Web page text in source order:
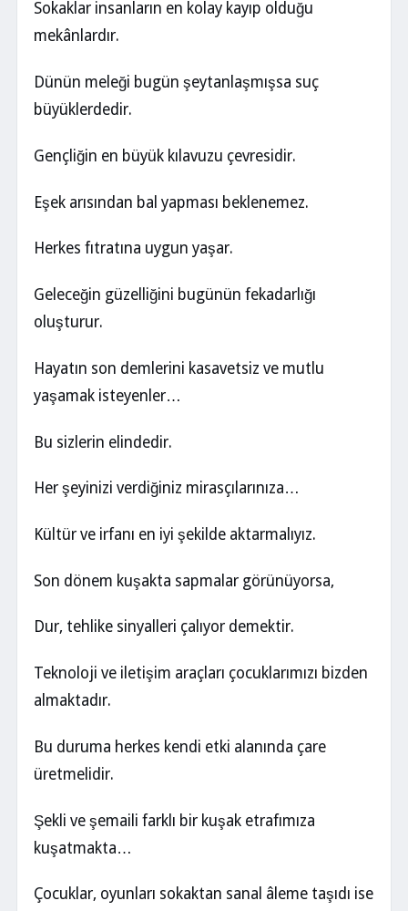
Sokaklar insanların en kolay kayıp olduğu
mekânlardır.
Dünün meleği bugün şeytanlaşmışsa suç
büyüklerdedir.
Gençliğin en büyük kılavuzu çevresidir.
Eşek arısından bal yapması beklenemez.
Herkes fıtratına uygun yaşar.
Geleceğin güzelliğini bugünün fekadarlığı
oluşturur.
Hayatın son demlerini kasavetsiz ve mutlu
yaşamak isteyenler…
Bu sizlerin elindedir.
Her şeyinizi verdiğiniz mirasçılarınıza…
Kültür ve irfanı en iyi şekilde aktarmalıyız.
Son dönem kuşakta sapmalar görünüyorsa,
Dur, tehlike sinyalleri çalıyor demektir.
Teknoloji ve iletişim araçları çocuklarımızı bizden
almaktadır.
Bu duruma herkes kendi etki alanında çare
üretmelidir.
Şekli ve şemaili farklı bir kuşak etrafımıza
kuşatmakta…
Çocuklar, oyunları sokaktan sanal âleme taşıdı ise